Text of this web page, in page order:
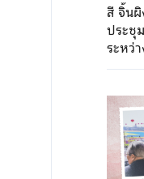
สี จิ้น
ประชุ
ระหว่